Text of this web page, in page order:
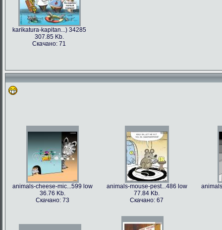
karikatura-kapitan...) 34285
307.85 Kb.
Скачано: 71
animals-cheese-mic...599 low
36.76 Kb.
Скачано: 73
animals-mouse-pest...486 low
77.84 Kb.
Скачано: 67